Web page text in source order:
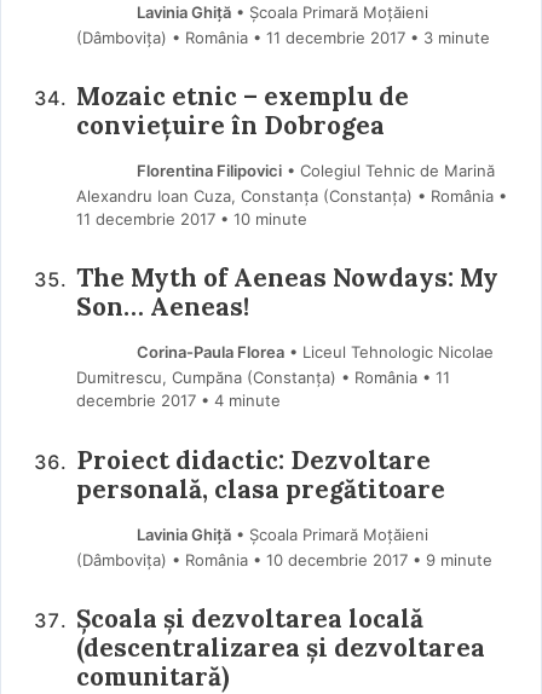
Lavinia Ghiță• Școala Primară Moțăieni
(Dâmboviţa) • România
11 decembrie 2017 • 3 minute
Mozaic etnic – exemplu de
conviețuire în Dobrogea
Florentina Filipovici• Colegiul Tehnic de Marină
Alexandru Ioan Cuza, Constanța (Constanţa) • România
11 decembrie 2017 • 10 minute
The Myth of Aeneas Nowdays: My
Son… Aeneas!
Corina-Paula Florea• Liceul Tehnologic Nicolae
Dumitrescu, Cumpăna (Constanța) • România
11
decembrie 2017 • 4 minute
Proiect didactic: Dezvoltare
personală, clasa pregătitoare
Lavinia Ghiță• Școala Primară Moțăieni
(Dâmboviţa) • România
10 decembrie 2017 • 9 minute
Școala și dezvoltarea locală
(descentralizarea și dezvoltarea
comunitară)